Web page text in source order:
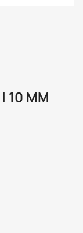
10 MM